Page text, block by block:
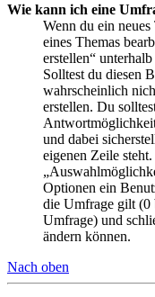
Wie kann ich eine
Wenn du ein
eines Themas
erstellen“
Solltest du diesen
wahrscheinlich
erstellen. Du
und dabei
eigenen Zeile
Optionen ein
die Umfrage gilt (0
Umfrage) und
ändern können.
Nach oben